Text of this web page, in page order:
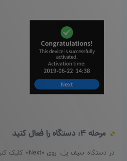
مرحله ۴: دستگاه را فعال کنید